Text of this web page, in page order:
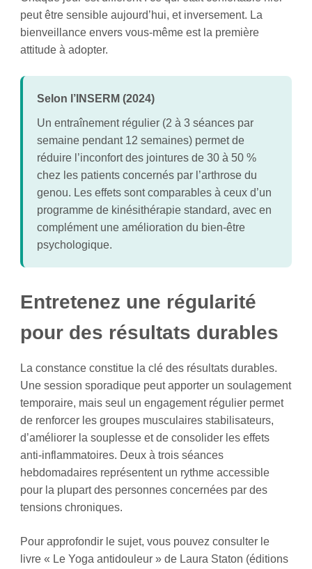
peut être sensible aujourd’hui, et inversement. La
bienveillance envers vous-même est la première
attitude à adopter.
Selon l’INSERM (2024)
Un entraînement régulier (2 à 3 séances par
semaine pendant 12 semaines) permet de
réduire l’inconfort des jointures de 30 à 50 %
chez les patients concernés par l’arthrose du
genou. Les effets sont comparables à ceux d’un
programme de kinésithérapie standard, avec en
complément une amélioration du bien-être
psychologique.
Entretenez une régularité
pour des résultats durables
La constance constitue la clé des résultats durables.
Une session sporadique peut apporter un soulagement
temporaire, mais seul un engagement régulier permet
de renforcer les groupes musculaires stabilisateurs,
d’améliorer la souplesse et de consolider les effets
anti-inflammatoires. Deux à trois séances
hebdomadaires représentent un rythme accessible
pour la plupart des personnes concernées par des
tensions chroniques.
Pour approfondir le sujet, vous pouvez consulter le
livre « Le Yoga antidouleur » de Laura Staton (éditions